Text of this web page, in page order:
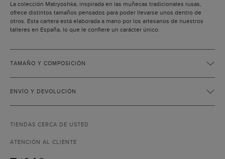
La colección Matryoshka, inspirada en las muñecas tradicionales rusas,
ofrece distintos tamaños pensados para poder llevarse unos dentro de
otros. Esta cartera está elaborada a mano por los artesanos de nuestros
talleres en España, lo que le confiere un carácter único.
TAMAÑO Y COMPOSICIÓN
ENVÍO Y DEVOLUCIÓN
TIENDAS CERCA DE USTED
ATENCIÓN AL CLIENTE